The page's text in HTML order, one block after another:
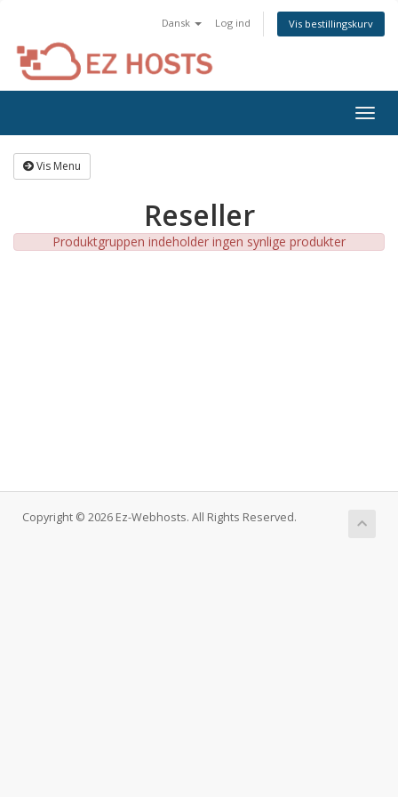
Dansk Log ind Vis bestillingskurv
Vis Menu
Reseller
Produktgruppen indeholder ingen synlige produkter
Copyright © 2026 Ez-Webhosts. All Rights Reserved.